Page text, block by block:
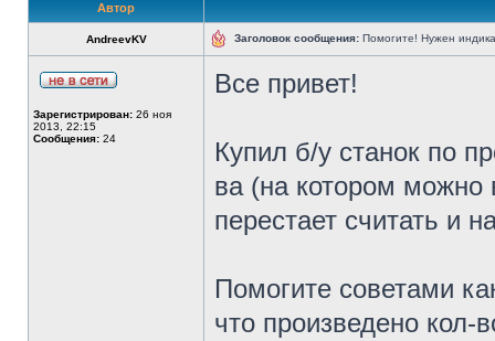
Автор
AndreevKV Заголовок сообщения: Помогите! Нужен
Зарегистрирован: 26 ноя
2013, 22:15
Сообщения: 24
Все привет!
Купил б/у станок по
ва (на котором можно
перестает считать и
Помогите советами
что произведено кол-